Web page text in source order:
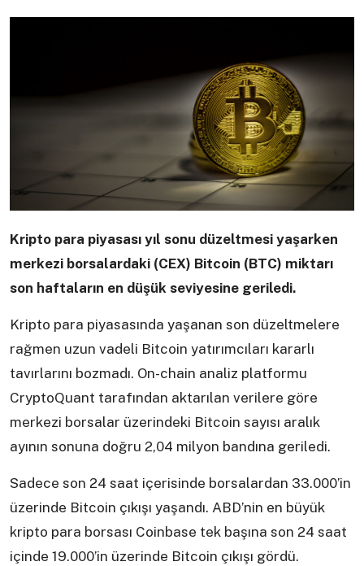
Kripto para piyasası yıl sonu düzeltmesi yaşarken
merkezi borsalardaki (CEX) Bitcoin (BTC) miktarı
son haftaların en düşük seviyesine geriledi.
Kripto para piyasasında yaşanan son düzeltmelere
rağmen uzun vadeli Bitcoin yatırımcıları kararlı
tavırlarını bozmadı. On-chain analiz platformu
CryptoQuant tarafından aktarılan verilere göre
merkezi borsalar üzerindeki Bitcoin sayısı aralık
ayının sonuna doğru 2,04 milyon bandına geriledi.
Sadece son 24 saat içerisinde borsalardan 33.000’in
üzerinde Bitcoin çıkışı yaşandı. ABD’nin en büyük
kripto para borsası Coinbase tek başına son 24 saat
içinde 19.000’in üzerinde Bitcoin çıkışı gördü.